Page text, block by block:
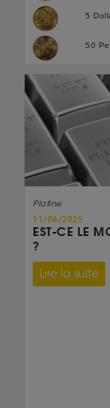
5
50
Platine
11/06/2025
EST-CE LE
?
Lire la suite